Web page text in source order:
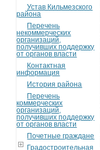
Устав Кильмезского
района
Перечень
некоммерческих
организаций,
получивших поддержку
от органов власти
Контактная
информация
История района
Перечень
коммерческих
организаций,
получивших поддержку
от органов власти
Почетные граждане
Градостроительная